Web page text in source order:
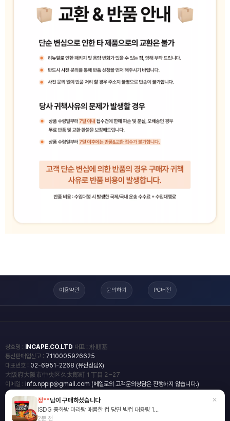
이용약관 문의하기 PC버전
상호명 : INCAPE.CO.LTD 대표 : 朴順基
통신판매업신고 : 7110005926625
대표번호 : 02-6951-2268 (유선상담X)
大阪府大阪市中央区久太郎町１丁目２−27
이메일 : info.nppip@gmail.com (메일로의 고객문의상담은 진행하지 않습니다.)
copyright
일본직구쇼핑몰 엔핍
2018 All rights reserved.
정**님이 구매하셨습니다
ISDG 중화방 마라탕 매콤한 컵 당면 빅컵 대용량 1...
2분 전
×